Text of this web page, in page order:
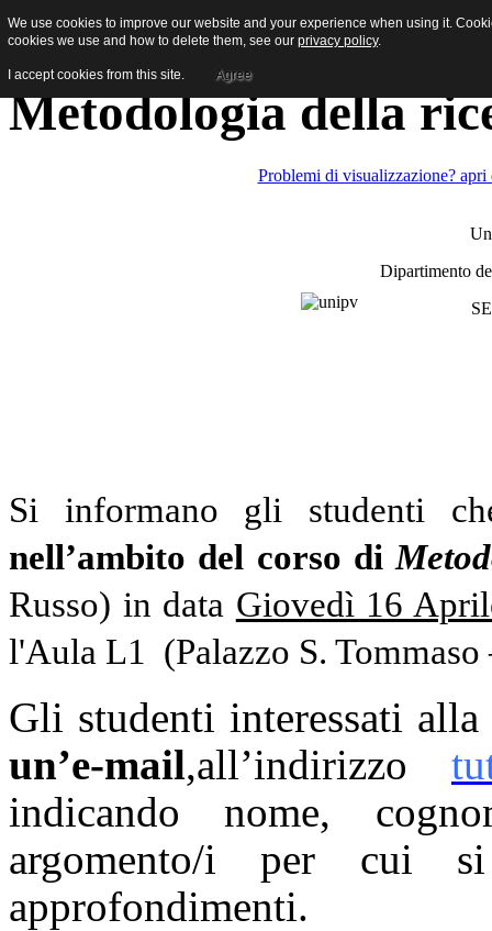
[Newsletter
Metodologia della
Problemi di visualizzazione?
Dipartimento
Si informano gli studenti
nell’ambito del corso di
Russo) in data Giovedì 16
l'Aula L1 (Palazzo S.
Gli studenti interessati
un’e-mail,all’indirizzo
indicandonome,
argomento/i per cui
approfondimenti.
We use cookies to improve our website and your experience when using it.
cookies we use and how to delete them, see our privacy policy.
I accept cookies from this site. Agree